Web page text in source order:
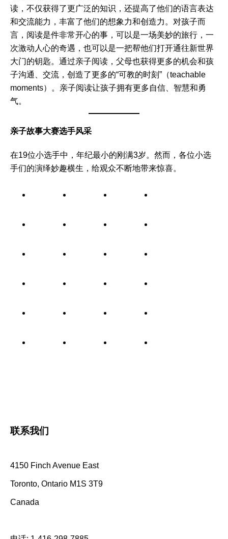
读，不仅获得了更广泛的知识，还提高了他们的语言表达
和交流能力，丰富了他们的想象力和创造力。对孩子而
言，阅读是件非常开心的事，可以是一场美妙的旅行，一
次激动人心的奇遇，也可以是一把帮他们打开通往新世界
大门的钥匙。通过亲子阅读，父母也获得更多的机会和孩
子沟通、交流，创造了更多的“可教的时刻”（teachable
moments）。亲子阅读让孩子拥有更多自信、智慧和勇
气。
亲子故事大赛选手风采
在19位小选手中，年纪最小的刚满3岁。然而，各位小选
手们的演绎妙趣横生，给观众不断地带来惊喜。
联系我们
4150 Finch Avenue East
Toronto, Ontario M1S 3T9
Canada